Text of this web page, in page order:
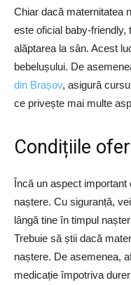
Chiar dacă maternitatea
este oficial baby-
alăptarea la sân. Acest
bebelușului. De
din Brașov, asigură
ce privește mai multe
Condițiile
Încă un aspect important
naștere. Cu siguranță,
lângă tine în timpul
Trebuie să știi dacă
naștere. De asemenea,
medicație împotriva